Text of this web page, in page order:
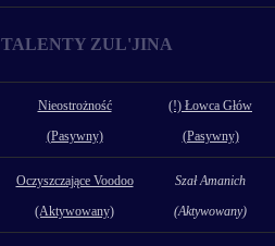
TALENTY ZUL'JINA
Nieostrożność
(Pasywny)
(!) Łowca Głów
(Pasywny)
Oczyszczające Voodoo
(Aktywowany)
Szał Amanich
(Aktywowany)